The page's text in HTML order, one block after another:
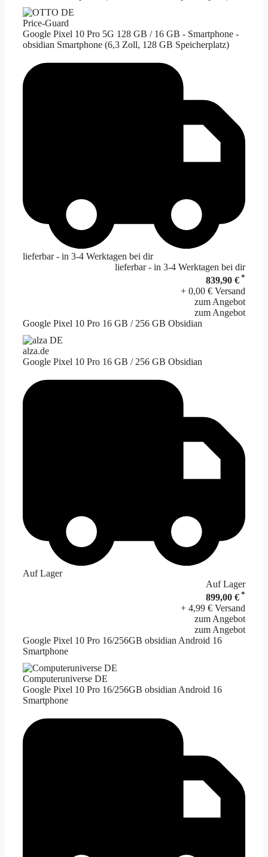
Price-Guard
Google Pixel 10 Pro 5G 128 GB / 16 GB - Smartphone -
obsidian Smartphone (6,3 Zoll, 128 GB Speicherplatz)
lieferbar - in 3-4 Werktagen bei dir
lieferbar - in 3-4 Werktagen bei dir
839,90 € *
+ 0,00 € Versand
zum Angebot
zum Angebot
Google Pixel 10 Pro 16 GB / 256 GB Obsidian
alza.de
Google Pixel 10 Pro 16 GB / 256 GB Obsidian
Auf Lager
Auf Lager
899,00 € *
+ 4,99 € Versand
zum Angebot
zum Angebot
Google Pixel 10 Pro 16/256GB obsidian Android 16
Smartphone
Computeruniverse DE
Google Pixel 10 Pro 16/256GB obsidian Android 16
Smartphone